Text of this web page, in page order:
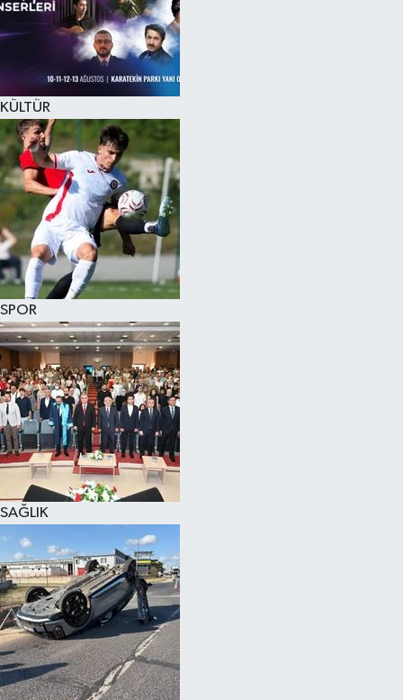
KÜLTÜR
SPOR
SAĞLIK
KÜLTÜR SANAT
MAGAZİN
SAĞLIK
SİYASET
SPOR
TEKNOLOJİ
YAŞAM